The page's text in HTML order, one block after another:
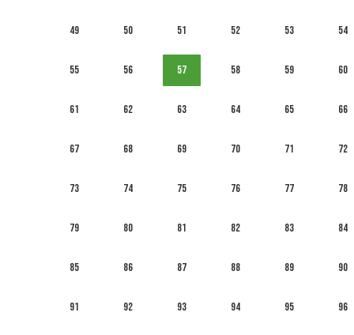
49 50 51 52 53 54
55 56 57 58 59 60
61 62 63 64 65 66
67 68 69 70 71 72
73 74 75 76 77 78
79 80 81 82 83 84
85 86 87 88 89 90
91 92 93 94 95 96